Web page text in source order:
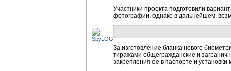
Участники проекта подготовили
фотографии, однако в дальнейшем,
За изготовление бланка нового
тиражами общегражданские и
закрепления ее в паспорте и